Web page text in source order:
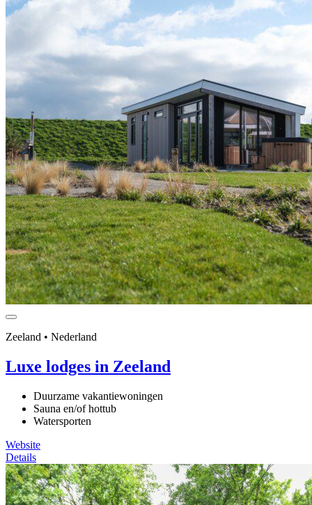
Zeeland • Nederland
Luxe lodges in Zeeland
Duurzame vakantiewoningen
Sauna en/of hottub
Watersporten
Website
Details